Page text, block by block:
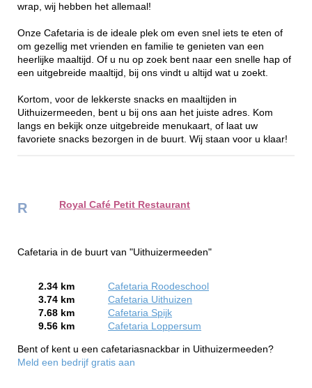
wrap, wij hebben het allemaal!
Onze Cafetaria is de ideale plek om even snel iets te eten of
om gezellig met vrienden en familie te genieten van een
heerlijke maaltijd. Of u nu op zoek bent naar een snelle hap of
een uitgebreide maaltijd, bij ons vindt u altijd wat u zoekt.
Kortom, voor de lekkerste snacks en maaltijden in
Uithuizermeeden, bent u bij ons aan het juiste adres. Kom
langs en bekijk onze uitgebreide menukaart, of laat uw
favoriete snacks bezorgen in de buurt. Wij staan voor u klaar!
R Royal Café Petit Restaurant
Cafetaria in de buurt van "Uithuizermeeden"
2.34 km
Cafetaria Roodeschool
3.74 km
Cafetaria Uithuizen
7.68 km
Cafetaria Spijk
9.56 km
Cafetaria Loppersum
Bent of kent u een cafetariasnackbar in Uithuizermeeden?
Meld een bedrijf gratis aan